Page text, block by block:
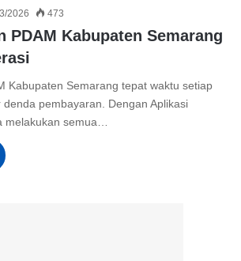
2026 473
PDAM Kabupaten Semarang
Kabupaten Semarang tepat waktu setiap
pembayaran. Dengan Aplikasi
melakukan semua…